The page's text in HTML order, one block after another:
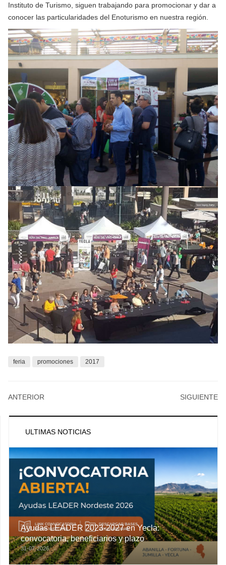
Instituto de Turismo, siguen trabajando para promocionar y dar a
conocer las particularidades del Enoturismo en nuestra región.
feria promociones 2017
ANTERIOR SIGUIENTE
ULTIMAS NOTICIAS
Ayudas LEADER 2023-2027 en Yecla:
convocatoria, beneficiarios y plazo
31-07-2026